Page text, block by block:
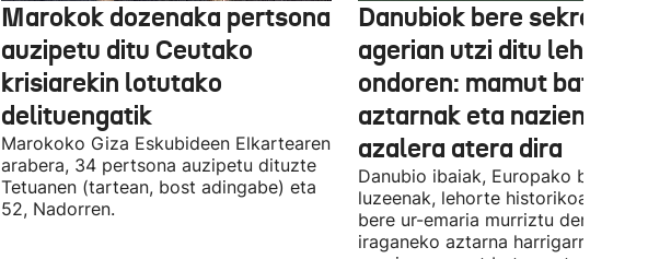
Marokok dozenaka pertsona
auzipetu ditu Ceutako
krisiarekin lotutako
delituengatik
Marokoko Giza Eskubideen Elkartearen
arabera, 34 pertsona auzipetu dituzte
Tetuanen (tartean, bost adingabe) eta
52, Nadorren.
Danubiok bere sekretuak
agerian utzi ditu
ondoren: mamut baten
aztarnak eta nazien
azalera atera dira
Danubio ibaiak, Europako bigarren
luzeenak, lehorte historikoa bizi du,
bere ur-emaria murriztu denez,
iraganeko aztarna harrigarriak utzi